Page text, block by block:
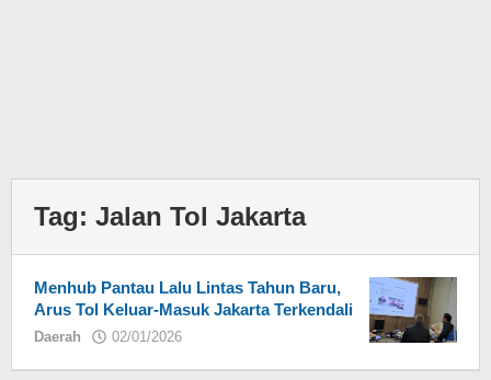
Tag: Jalan Tol Jakarta
Menhub Pantau Lalu Lintas Tahun Baru,
Arus Tol Keluar-Masuk Jakarta Terkendali
Daerah 02/01/2026